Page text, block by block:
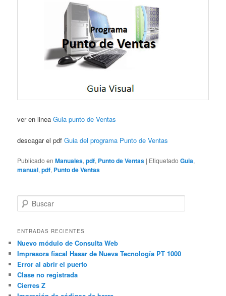
ver en lineaGuia punto de Ventas
descagar el pdfGuia del programa Punto de Ventas
Publicado en Manuales,pdf, Punto de Ventas | Etiquetado Guia,
manual,pdf, Punto de Ventas
u
c
r
ENTRADAS RECIENTES
Nuevo módulo de Consulta Web
Impresora fiscal Hasar de Nueva Tecnología PT 1000
Error al abrir el puerto
Clase no registrada
Cierres Z